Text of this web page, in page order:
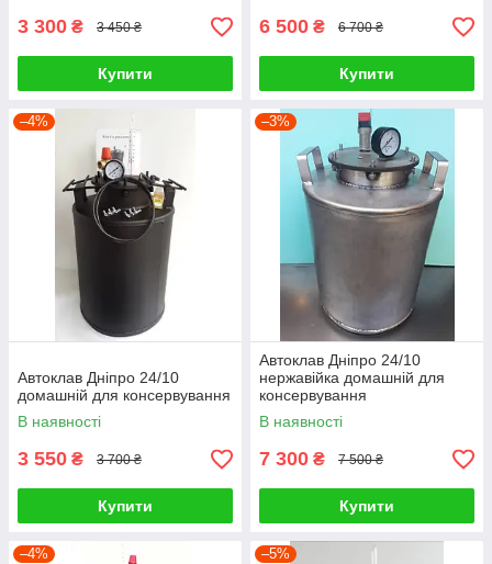
3 300 ₴ 3 450 ₴
Купити
6 500 ₴ 6 700 ₴
Купити
–4%
Автоклав Дніпро 24/10
домашній для консервування
В наявності
3 550 ₴ 3 700 ₴
Купити
–3%
Автоклав Дніпро 24/10
нержавійка домашній для
консервування
В наявності
7 300 ₴ 7 500 ₴
Купити
–4% –5%